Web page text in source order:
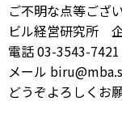
ご不明な点等ござ
ビル経営研究所
電話 03-3543-7421
メール
どうぞよろしくお